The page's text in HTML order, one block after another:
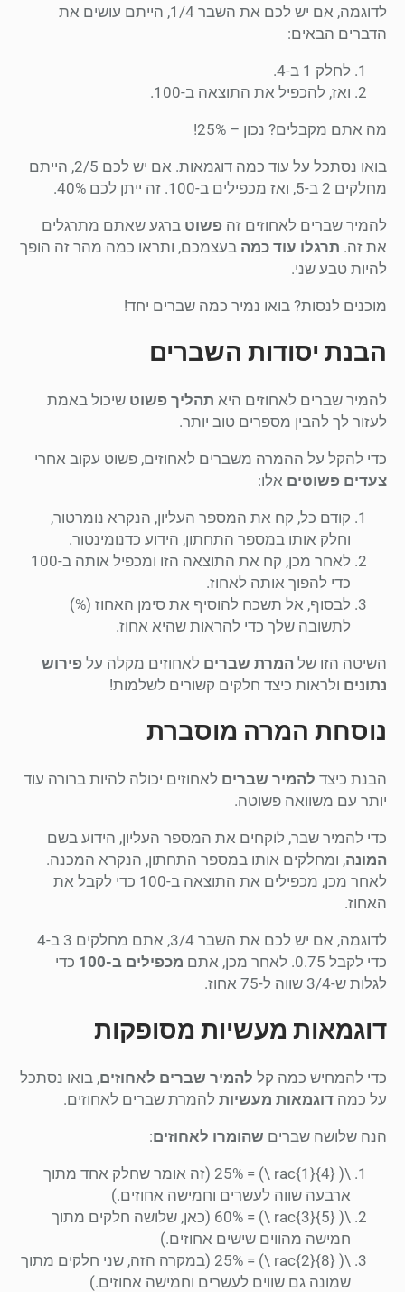
לדוגמה, אם יש לכם את השבר 1/4, הייתם עושים את
הדברים הבאים:
לחלק 1 ב-4.
ואז, להכפיל את התוצאה ב-100.
מה אתם מקבלים? נכון – 25%!
בואו נסתכל על עוד כמה דוגמאות. אם יש לכם 2/5, הייתם
מחלקים 2 ב-5, ואז מכפילים ב-100. זה ייתן לכם 40%.
להמיר שברים לאחוזים זה פשוט ברגע שאתם מתרגלים
את זה. תרגלו עוד כמה בעצמכם, ותראו כמה מהר זה הופך
להיות טבע שני.
מוכנים לנסות? בואו נמיר כמה שברים יחד!
הבנת יסודות השברים
להמיר שברים לאחוזים היא תהליך פשוט שיכול באמת
לעזור לך להבין מספרים טוב יותר.
כדי להקל על ההמרה משברים לאחוזים, פשוט עקוב אחרי
צעדים פשוטים אלו:
קודם כל, קח את המספר העליון, הנקרא נומרטור,
וחלק אותו במספר התחתון, הידוע כדנומינטור.
לאחר מכן, קח את התוצאה הזו ומכפיל אותה ב-100
כדי להפוך אותה לאחוז.
לבסוף, אל תשכח להוסיף את סימן האחוז (%)
לתשובה שלך כדי להראות שהיא אחוז.
השיטה הזו של המרת שברים לאחוזים מקלה על פירוש
נתונים ולראות כיצד חלקים קשורים לשלמות!
נוסחת המרה מוסברת
הבנת כיצד להמיר שברים לאחוזים יכולה להיות ברורה עוד
יותר עם משוואה פשוטה.
כדי להמיר שבר, לוקחים את המספר העליון, הידוע בשם
המונה, ומחלקים אותו במספר התחתון, הנקרא המכנה.
לאחר מכן, מכפילים את התוצאה ב-100 כדי לקבל את
האחוז.
לדוגמה, אם יש לכם את השבר 3/4, אתם מחלקים 3 ב-4
כדי לקבל 0.75. לאחר מכן, אתם
מכפילים ב-100
כדי
לגלות ש-3/4 שווה ל-75 אחוז.
דוגמאות מעשיות מסופקות
כדי להמחיש כמה קל להמיר שברים לאחוזים, בואו נסתכל
על כמה דוגמאות מעשיות להמרת שברים לאחוזים.
הנה שלושה שברים שהומרו לאחוזים:
\( rac{1}{4} \) = 25% (זה אומר שחלק אחד מתוך
ארבעה שווה לעשרים וחמישה אחוזים.)
\( rac{3}{5} \) = 60% (כאן, שלושה חלקים מתוך
חמישה מהווים שישים אחוזים.)
\( rac{2}{8} \) = 25% (במקרה הזה, שני חלקים מתוך
שמונה גם שווים לעשרים וחמישה אחוזים.)